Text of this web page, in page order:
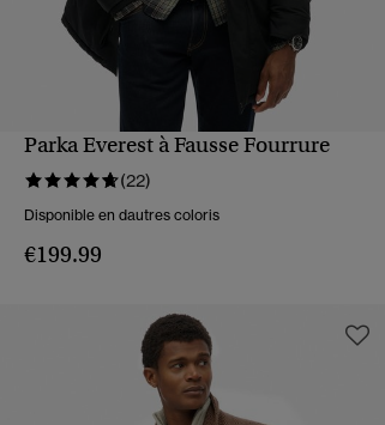
Parka Everest à Fausse Fourrure
(22)
Disponible en dautres coloris
€199.99